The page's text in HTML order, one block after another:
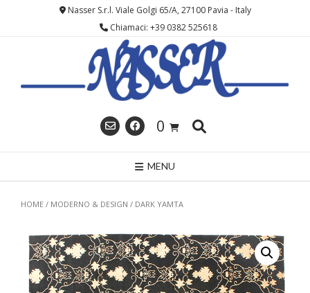
Nasser S.r.l. Viale Golgi 65/A, 27100 Pavia - Italy
Chiamaci: +39 0382 525618
0
MENU
HOME / MODERNO & DESIGN / DARK YAMTA